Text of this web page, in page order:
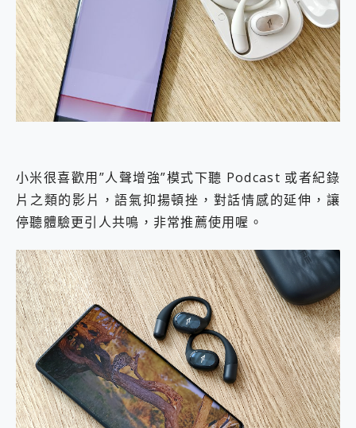
小米很喜歡用”人聲增強”模式下聽 Podcast 或者紀錄
片之類的影片，語氣抑揚頓挫，對話情感的延伸，讓
停聽體驗更引人共鳴，非常推薦使用喔。